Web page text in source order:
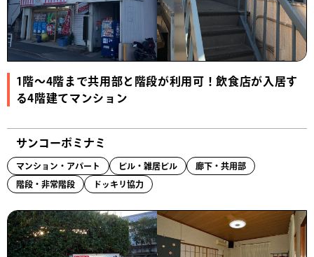
1階～4階まで共用部と階段が利用可！飲食店が入居す
る4階建てマンション
サンコーポミナミ
マンション・アパート ビル・雑居ビル 廊下・共用部
階段・非常階段 ドッキリ協力